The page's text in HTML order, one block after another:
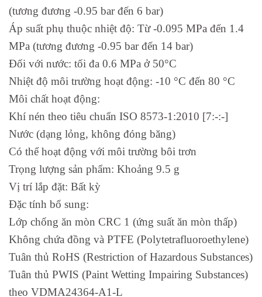
(tương đương -0.95 bar đến 6 bar)
Áp suất phụ thuộc nhiệt độ: Từ -0.095 MPa đến 1.4
MPa (tương đương -0.95 bar đến 14 bar)
Đối với nước: tối đa 0.6 MPa ở 50°C
Nhiệt độ môi trường hoạt động: -10 °C đến 80 °C
Môi chất hoạt động:
Khí nén theo tiêu chuẩn ISO 8573-1:2010 [7:-:-]
Nước (dạng lỏng, không đóng băng)
Có thể hoạt động với môi trường bôi trơn
Trọng lượng sản phẩm: Khoảng 9.5 g
Vị trí lắp đặt: Bất kỳ
Đặc tính bổ sung:
Lớp chống ăn mòn CRC 1 (ứng suất ăn mòn thấp)
Không chứa đồng và PTFE (Polytetrafluoroethylene)
Tuân thủ RoHS (Restriction of Hazardous Substances)
Tuân thủ PWIS (Paint Wetting Impairing Substances)
theo VDMA24364-A1-L